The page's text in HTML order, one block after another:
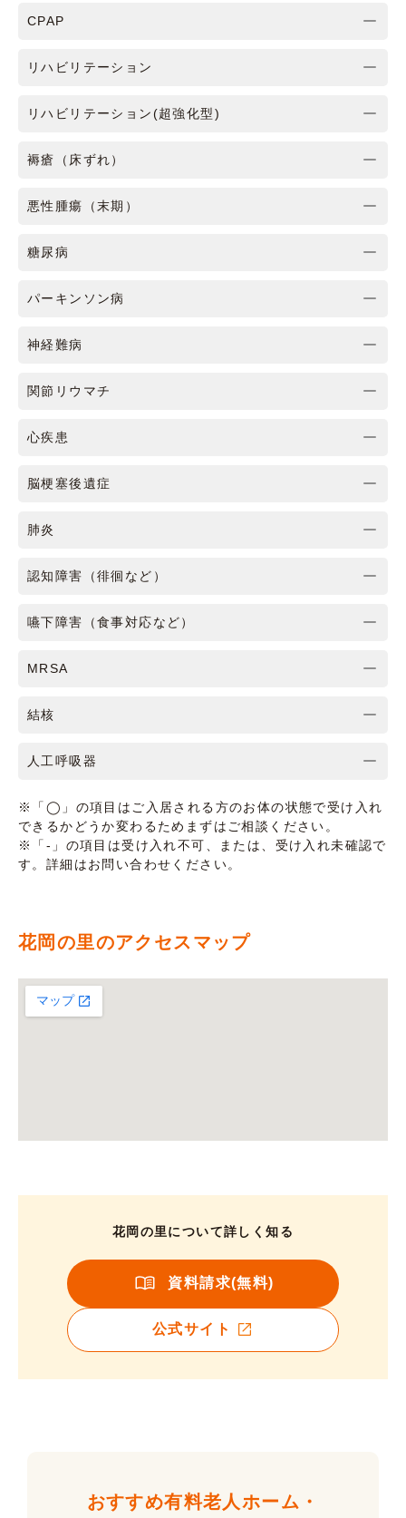
CPAP
リハビリテーション
リハビリテーション(超強化型)
褥瘡（床ずれ）
悪性腫瘍（末期）
糖尿病
パーキンソン病
神経難病
関節リウマチ
心疾患
脳梗塞後遺症
肺炎
認知障害（徘徊など）
嚥下障害（食事対応など）
MRSA
結核
人工呼吸器
※「◯」の項目はご入居される方のお体の状態で受け入れ
できるかどうか変わるためまずはご相談ください。
※「-」の項目は受け入れ不可、または、受け入れ未確認で
す。詳細はお問い合わせください。
花岡の里のアクセスマップ
花岡の里について詳しく知る
資料請求(無料)
公式サイト
おすすめ有料老人ホーム・